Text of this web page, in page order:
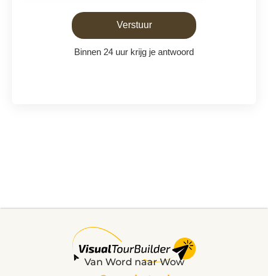
Binnen 24 uur krijg je antwoord
Van Word naar Wow